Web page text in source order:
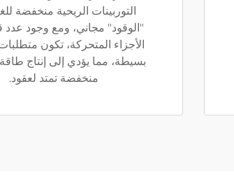
التوربينات الريحية منخفضة
"الوقود" مجاني، ومع وجود عدد
الأجزاء المتحركة، تكون
بسيطة، مما يؤدي إلى إنتاج
منخفضة تمتد لعقود.